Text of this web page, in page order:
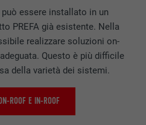
essere installato in un
PREFA già esistente. Nella
realizzare soluzioni on-
Questo è più difficile
della varietà dei sistemi.
ROOF E IN-ROOF